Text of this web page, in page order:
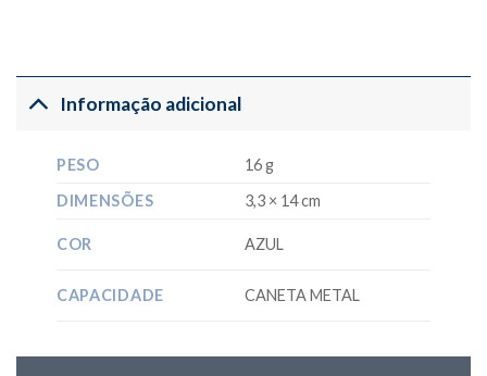
Informação adicional
PESO
16 g
DIMENSÕES
3,3 × 14 cm
COR AZUL
CAPACIDADE CANETA METAL